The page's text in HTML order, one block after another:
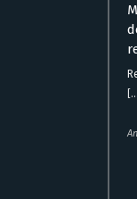
[...]